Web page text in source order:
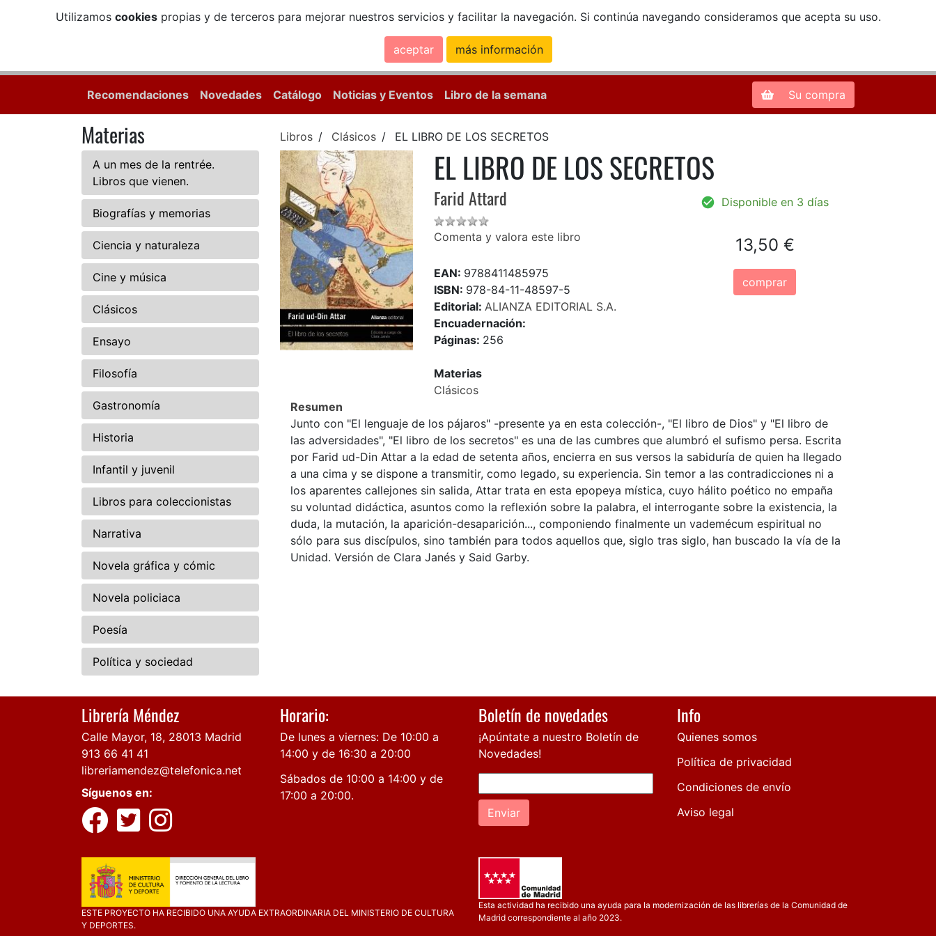
Utilizamos cookiespropias y de terceros para mejorar nuestros servicios y facilitar la navegación. Si continúa navegando consideramos que acepta su uso.
aceptar más información
Zona de Clientes
Recomendaciones Novedades Catálogo Noticias y Eventos Libro de la semana Su compra
Materias
A un mes de la rentrée.
Libros que vienen.
Biografías y memorias
Ciencia y naturaleza
Cine y música
Clásicos
Ensayo
Filosofía
Gastronomía
Historia
Infantil y juvenil
Libros para coleccionistas
Narrativa
Novela gráfica y cómic
Novela policiaca
Poesía
Política y sociedad
Libros Clásicos EL LIBRO DE LOS SECRETOS
EL LIBRO DE LOS SECRETOS
Farid Attard
Comenta y valora este libro
EAN: 9788411485975
ISBN: 978-84-11-48597-5
Editorial:ALIANZA EDITORIAL S.A.
Encuadernación:
Páginas: 256
Materias
Clásicos
Disponible en 3 días
13,50 €
comprar
Resumen
Junto con "El lenguaje de los pájaros" -presente ya en esta colección-, "El libro de Dios" y "El libro de
las adversidades", "El libro de los secretos" es una de las cumbres que alumbró el sufismo persa. Escrita
por Farid ud-Din Attar a la edad de setenta años, encierra en sus versos la sabiduría de quien ha llegado
a una cima y se dispone a transmitir, como legado, su experiencia. Sin temor a las contradicciones ni a
los aparentes callejones sin salida, Attar trata en esta epopeya mística, cuyo hálito poético no empaña
su voluntad didáctica, asuntos como la reflexión sobre la palabra, el interrogante sobre la existencia, la
duda, la mutación, la aparición-desaparición..., componiendo finalmente un vademécum espiritual no
sólo para sus discípulos, sino también para todos aquellos que, siglo tras siglo, han buscado la vía de la
Unidad. Versión de Clara Janés y Said Garby.
Librería Méndez
Calle Mayor, 18, 28013 Madrid
913 66 41 41
libreriamendez@telefonica.net
Síguenos en:
Horario:
De lunes a viernes: De 10:00 a
14:00 y de 16:30 a 20:00
Sábados de 10:00 a 14:00 y de
17:00 a 20:00.
Boletín de novedades
¡Apúntate a nuestro Boletín de
Novedades!
Enviar
Info
Quienes somos
Política de privacidad
Condiciones de envío
Aviso legal
ESTE PROYECTO HA RECIBIDO UNA AYUDA EXTRAORDINARIA DEL MINISTERIO DE CULTURA
Y DEPORTES.
Esta actividad ha recibido una ayuda para la modernización de las librerías de la Comunidad de
Madrid correspondiente al año 2023.